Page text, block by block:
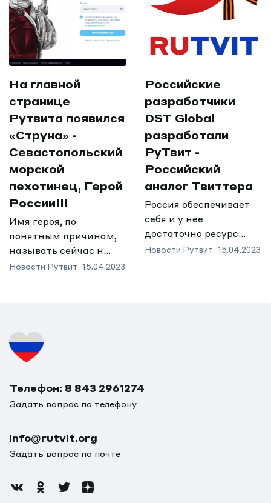
На главной
странице
Рутвита появился
«Струна» -
Севастопольский
морской
пехотинец, Герой
России!!!
Имя героя, по
понятным причинам,
называть сейчас н...
Новости Рутвит 15.04.2023
Российские
разработчики
DST Global
разработали
РуТвит -
Российский
аналог Твиттера
Россия обеспечивает
себя и у нее
достаточно ресурс...
Новости Рутвит 15.04.2023
Телефон: 8 843 2961274
Задать вопрос по телефону
info@rutvit.org
Задать вопрос по почте